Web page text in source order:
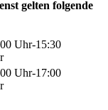
gelten folgende
Uhr-15:30
Uhr-17:00